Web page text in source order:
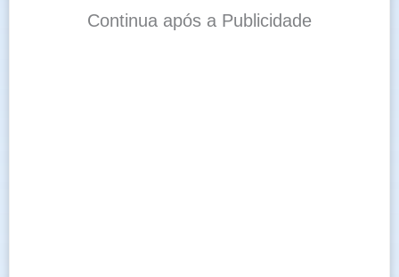
Continua após a Publicidade